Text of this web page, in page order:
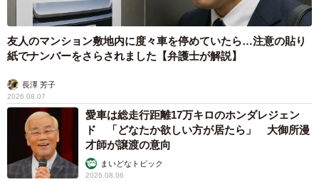
友人のマンション敷地内に度々車を停めていたら…注意の貼り
紙でナンバーをさらされました【弁護士が解説】
長澤 芳子
2026.08.07
愛車は総走行距離17万キロのホンダレジェン
ド 「どなたか欲しい方が居たら」 大御所漫
才師が譲渡の意向
まいどなトピック
2026.08.06